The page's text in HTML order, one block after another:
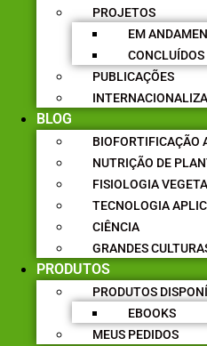
PROJETOS
EM
CONCLUÍDOS
PUBLICAÇÕES
BLOG
BIOFORTIFICAÇÃO
NUTRIÇÃO DE
FISIOLOGIA
TECNOLOGIA
CIÊNCIA
GRANDES
PRODUTOS
PRODUTOS
EBOOKS
MEUS PEDIDOS